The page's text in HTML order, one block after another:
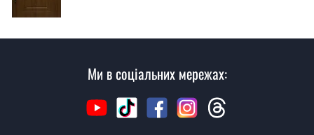
Як швидко можете встановити двері
Монреаль?
У той самий день протягом кількох годин, за умови
Ми в соціальних мережах: